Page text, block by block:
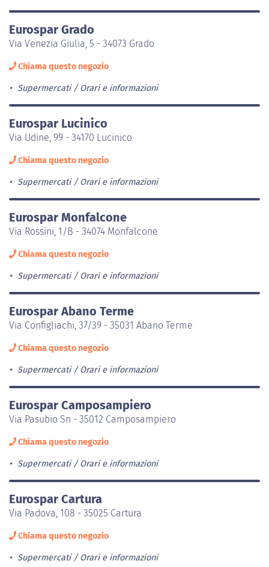
Eurospar Grado
Via Venezia Giulia, 5 - 34073 Grado
Chiama questo negozio
Supermercati Orari e informazioni
Eurospar Lucinico
Via Udine, 99 - 34170 Lucinico
Chiama questo negozio
Supermercati Orari e informazioni
Eurospar Monfalcone
Via Rossini, 1/B - 34074 Monfalcone
Chiama questo negozio
Supermercati Orari e informazioni
Eurospar Abano Terme
Via Configliachi, 37/39 - 35031 Abano Terme
Chiama questo negozio
Supermercati Orari e informazioni
Eurospar Camposampiero
Via Pasubio Sn - 35012 Camposampiero
Chiama questo negozio
Supermercati Orari e informazioni
Eurospar Cartura
Via Padova, 108 - 35025 Cartura
Chiama questo negozio
Supermercati Orari e informazioni